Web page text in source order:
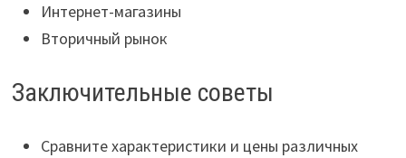
Интернет-магазины
Вторичный рынок
Заключительные советы
Сравните характеристики и цены различных